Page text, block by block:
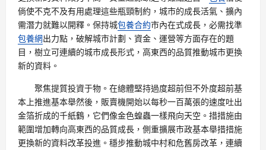
倘使不克不及有用處理這些瓶頸制約，城市的成長活氣、擴內
需潛力就難以開釋。保持城包養合約市內在式成長，必需找準
包養網出力點，破解城市計劃、資金、運營等方面存在的題
目，樹立可連續的城市成長形式，高東西的品質推動城市更換
新的資料。
聚焦提質投資于物。在總體堅持過度超前但不外度超前基
本上推進基本舉然後，販賣機開始以每秒一百萬張的速度吐出
金箔折成的千紙鶴，它們像金色蝗蟲一樣飛向天空。措措施由
範圍增加轉向高東西的品質成長，側重擴展市政基本舉措措施
更換新的資料改革投進。穩步推動城中村和危舊房改革，連續